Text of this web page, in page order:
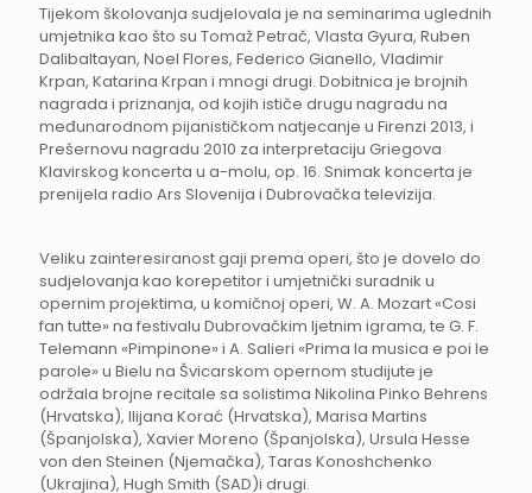
Tijekom školovanja sudjelovala je na seminarima uglednih
umjetnika kao što su Tomaž Petrač, Vlasta Gyura, Ruben
Dalibaltayan, Noel Flores, Federico Gianello, Vladimir
Krpan, Katarina Krpan i mnogi drugi. Dobitnica je brojnih
nagrada i priznanja, od kojih ističe drugu nagradu na
međunarodnom pijanističkom natjecanje u Firenzi 2013, i
Prešernovu nagradu 2010 za interpretaciju Griegova
Klavirskog koncerta u a-molu, op. 16. Snimak koncerta je
prenijela radio Ars Slovenija i Dubrovačka televizija.
Veliku zainteresiranost gaji prema operi, što je dovelo do
sudjelovanja kao korepetitor i umjetnički suradnik u
opernim projektima, u komičnoj operi, W. A. Mozart «Cosi
fan tutte» na festivalu Dubrovačkim ljetnim igrama, te G. F.
Telemann «Pimpinone» i A. Salieri «Prima la musica e poi le
parole» u Bielu na Švicarskom opernom studijute je
održala brojne recitale sa solistima Nikolina Pinko Behrens
(Hrvatska), Ilijana Korać (Hrvatska), Marisa Martins
(Španjolska), Xavier Moreno (Španjolska), Ursula Hesse
von den Steinen (Njemačka), Taras Konoshchenko
(Ukrajina), Hugh Smith (SAD)i drugi.